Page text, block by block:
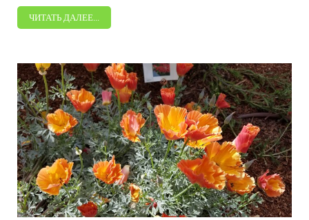
ЧИТАТЬ ДАЛЕЕ...